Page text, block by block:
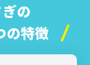
の
の特徴